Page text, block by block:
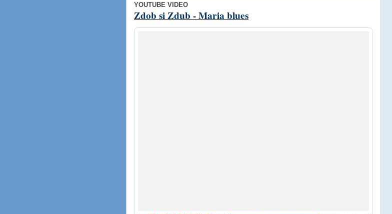
YOUTUBE VIDEO
Zdob si Zdub - Maria blues